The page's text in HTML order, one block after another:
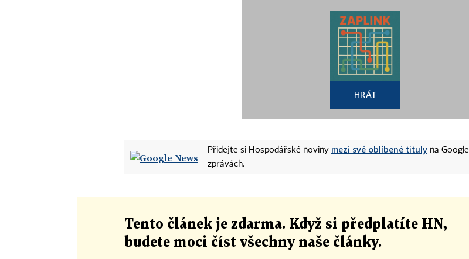
HRÁT
Přidejte si Hospodářské noviny mezi své oblíbené tituly na Google
zprávách.
Tento článek je zdarma. Když si předplatíte HN,
budete moci číst všechny naše články.